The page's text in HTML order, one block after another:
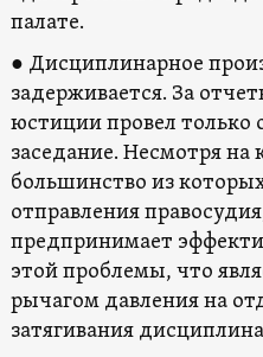
палате.
● Дисциплинарное
задерживается. За
юстиции провел только
заседание. Несмотря на
большинство из
отправления
предпринимает
этой проблемы, что
рычагом давления на
затягивания